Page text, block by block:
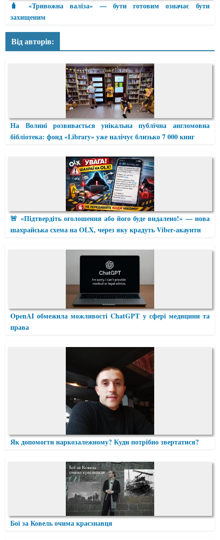
🧳 «Тривожна валіза» — бути готовим означає бути
захищеним
Від авторів:
На Волині розвивається унікальна публічна англомовна
бібліотека: фонд «Library» уже налічує близько 7 000 книг
🚨 «Підтвердіть оголошення або його буде видалено!» — нова
шахрайська схема на OLX, через яку крадуть Viber-акаунти
OpenAI обмежила можливості ChatGPT у сфері медицини та
права
Як допомогти наркозалежному? Куди потрібно звертатися?
Бої за Ковель очима краєзнавця